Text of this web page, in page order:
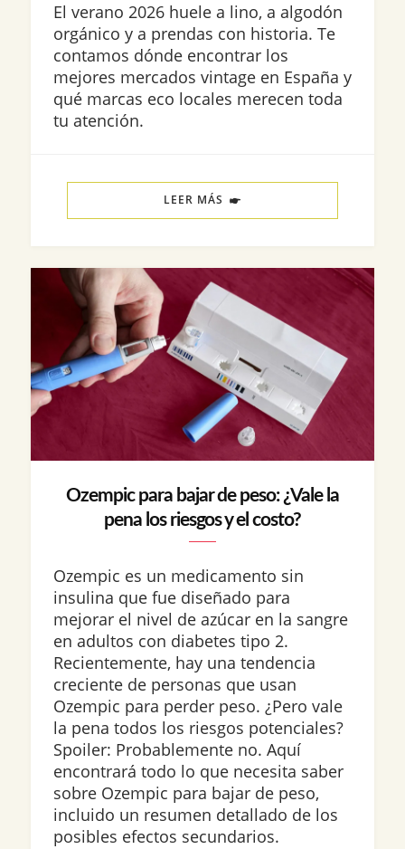
El verano 2026 huele a lino, a algodón
orgánico y a prendas con historia. Te
contamos dónde encontrar los
mejores mercados vintage en España y
qué marcas eco locales merecen toda
tu atención.
LEER MÁS
Ozempic para bajar de peso: ¿Vale la
pena los riesgos y el costo?
Ozempic es un medicamento sin
insulina que fue diseñado para
mejorar el nivel de azúcar en la sangre
en adultos con diabetes tipo 2.
Recientemente, hay una tendencia
creciente de personas que usan
Ozempic para perder peso. ¿Pero vale
la pena todos los riesgos potenciales?
Spoiler: Probablemente no. Aquí
encontrará todo lo que necesita saber
sobre Ozempic para bajar de peso,
incluido un resumen detallado de los
posibles efectos secundarios.